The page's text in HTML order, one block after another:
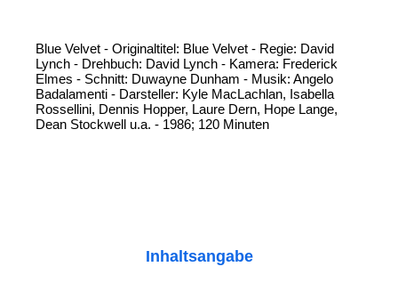
Blue Velvet - Originaltitel: Blue Velvet - Regie: David
Lynch - Drehbuch: David Lynch - Kamera: Frederick
Elmes - Schnitt: Duwayne Dunham - Musik: Angelo
Badalamenti - Darsteller: Kyle MacLachlan, Isabella
Rossellini, Dennis Hopper, Laure Dern, Hope Lange,
Dean Stockwell u.a. - 1986; 120 Minuten
Inhaltsangabe